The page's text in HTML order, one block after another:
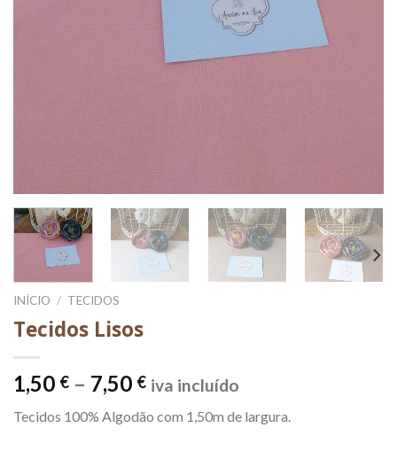
INÍCIO / TECIDOS
Tecidos Lisos
1,50 € – 7,50 €Price
1,50 €
iva incluído
Tecidos 100% Algodão com 1,50m de largura.